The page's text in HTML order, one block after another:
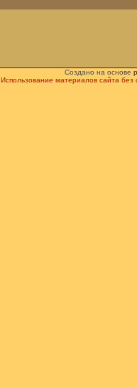
Создано на основе
Использование материалов сайта